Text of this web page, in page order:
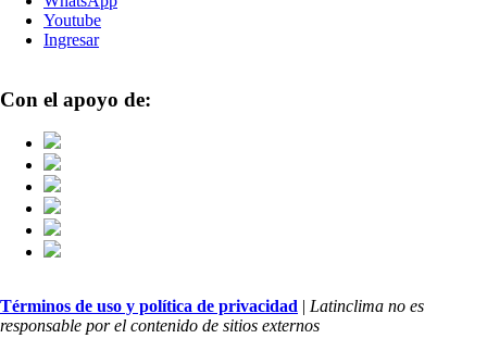
Youtube
Ingresar
Con el apoyo de:
Términos de uso y política de privacidad | Latinclima no es
responsable por el contenido de sitios externos